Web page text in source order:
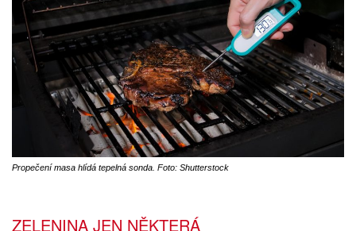
Propečení masa hlídá tepelná sonda. Foto: Shutterstock
ZELENINA JEN NĚKTERÁ